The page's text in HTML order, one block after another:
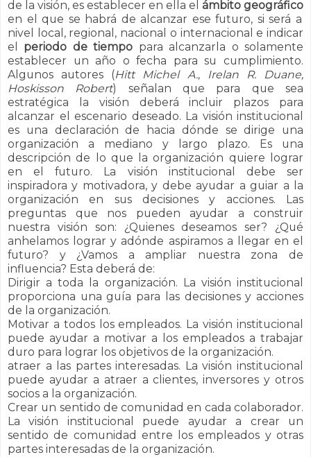
de la visión, es establecer en ella el ámbito geográfico
en el que se habrá de alcanzar ese futuro, si será a
nivel local, regional, nacional o internacional e indicar
el periodo de tiempo para alcanzarla o solamente
establecer un año o fecha para su cumplimiento.
Algunos autores (Hitt Michel A., Irelan R. Duane,
Hoskisson Robert)
señalan que para que sea
estratégica la visión deberá incluir plazos para
alcanzar el escenario deseado. La visión institucional
es una declaración de hacia dónde se dirige una
organización a mediano y largo plazo. Es una
descripción de lo que la organización quiere lograr
en el futuro. La visión institucional debe ser
inspiradora y motivadora, y debe ayudar a guiar a la
organización en sus decisiones y acciones. Las
preguntas que nos pueden ayudar a construir
nuestra visión son: ¿Quienes deseamos ser? ¿Qué
anhelamos lograr y adónde aspiramos a llegar en el
futuro? y ¿Vamos a ampliar nuestra zona de
influencia? Esta deberá de:
Dirigir a toda la organización. La visión institucional
proporciona una guía para las decisiones y acciones
de la organización.
Motivar a todos los empleados. La visión institucional
puede ayudar a motivar a los empleados a trabajar
duro para lograr los objetivos de la organización.
atraer a las partes interesadas. La visión institucional
puede ayudar a atraer a clientes, inversores y otros
socios a la organización.
Crear un sentido de comunidad en cada colaborador.
La visión institucional puede ayudar a crear un
sentido de comunidad entre los empleados y otras
partes interesadas de la organización.